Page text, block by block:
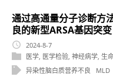
通过高通量分子诊断方
良的新型ARSA基因突变
2024-8-7
医学 医学检验 神经病学 生
异染性脑白质营养不良
MLD